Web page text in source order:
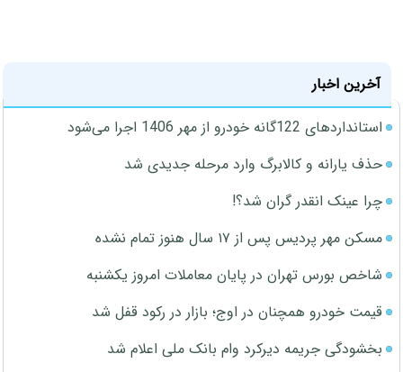
آخرین اخبار
استانداردهای 122گانه خودرو از مهر 1406 اجرا می‌شود
حذف یارانه و کالابرگ وارد مرحله جدیدی شد
چرا عینک انقدر گران شد؟!
مسکن مهر پردیس پس از ۱۷ سال هنوز تمام نشده
شاخص بورس تهران در پایان معاملات امروز یکشنبه
قیمت خودرو همچنان در اوج؛ بازار در رکود قفل شد
بخشودگی جریمه دیرکرد وام بانک ملی اعلام شد